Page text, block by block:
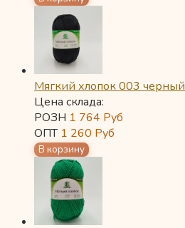
Мягкий хлопок 003 черный
Цена склада:
РОЗН 1 764 Руб
ОПТ 1 260 Руб